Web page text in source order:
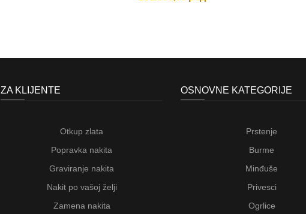
ZA KLIJENTE
Otkup zlata
Popravka nakita
Graviranje nakita
Nakit po vašoj želji
Zamena nakita
OSNOVNE KATEGORIJE
Prstenje
Burme
Minđuše
Privesci
Ogrlice